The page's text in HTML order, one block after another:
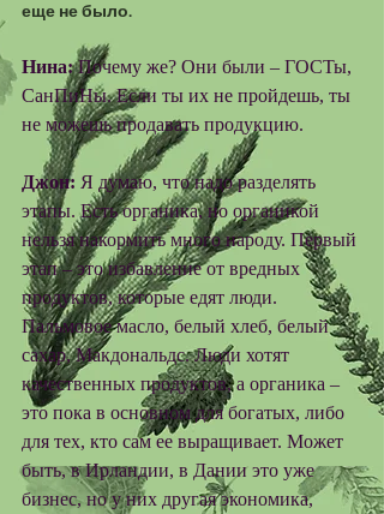
еще не было.
Нина: Почему же? Они были – ГОСТы,
СанПиНы. Если ты их не пройдешь, ты
не можешь продавать продукцию.
Джон: Я думаю, что надо разделять
этапы. Есть органика, но органикой
нельзя накормить много народу. Первый
этап – это избавление от вредных
продуктов, которые едят люди.
Пальмовое масло, белый хлеб, белый
сахар, Макдональдс. Люди хотят
качественных продуктов, а органика –
это пока в основном для богатых, либо
для тех, кто сам ее выращивает. Может
быть, в Ирландии, в Дании это уже
бизнес, но у них другая экономика,